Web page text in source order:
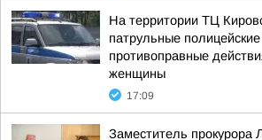
На территории ТЦ
патрульные
противоправные
женщины
17:09
Заместитель прокурора